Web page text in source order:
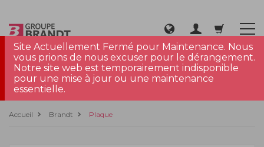
Site Actuellement Fermé pour Maintenance. Nous
vous prions de nous excuser pour le dérangement.
Notre site web est temporairement indisponible
pour une mise à jour ou une maintenance
essentielle.
Accueil Brandt Plaque